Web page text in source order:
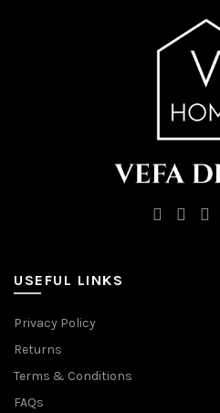
product
USEFUL LINKS
Privacy Policy
Returns
Terms & Conditions
FAQs